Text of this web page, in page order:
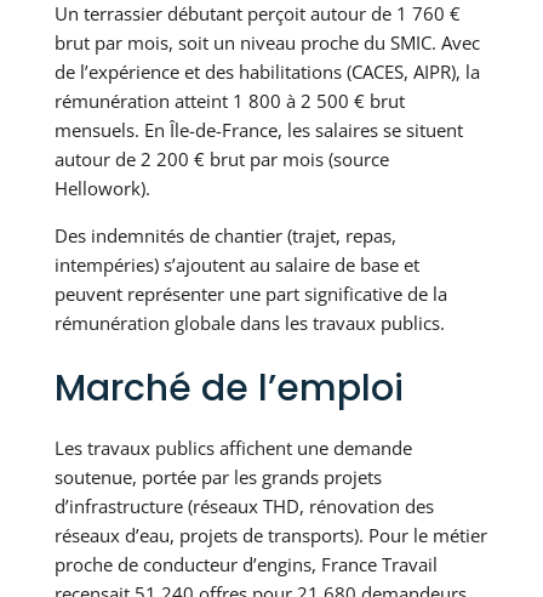
Un terrassier débutant perçoit autour de 1 760 €
brut par mois, soit un niveau proche du SMIC. Avec
de l’expérience et des habilitations (CACES, AIPR), la
rémunération atteint 1 800 à 2 500 € brut
mensuels. En Île-de-France, les salaires se situent
autour de 2 200 € brut par mois (source
Hellowork).
Des indemnités de chantier (trajet, repas,
intempéries) s’ajoutent au salaire de base et
peuvent représenter une part significative de la
rémunération globale dans les travaux publics.
Marché de l’emploi
Les travaux publics affichent une demande
soutenue, portée par les grands projets
d’infrastructure (réseaux THD, rénovation des
réseaux d’eau, projets de transports). Pour le métier
proche de conducteur d’engins, France Travail